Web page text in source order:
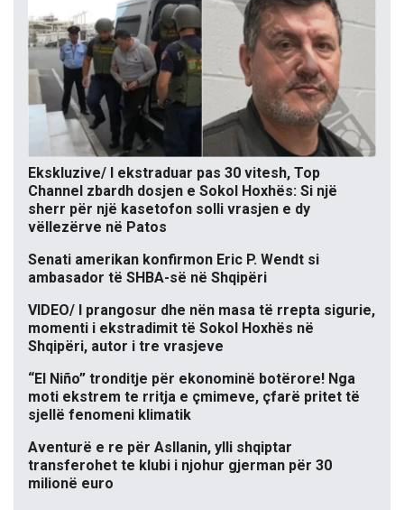
Ekskluzive/ I ekstraduar pas 30 vitesh, Top
Channel zbardh dosjen e Sokol Hoxhës: Si një
sherr për një kasetofon solli vrasjen e dy
vëllezërve në Patos
Senati amerikan konfirmon Eric P. Wendt si
ambasador të SHBA-së në Shqipëri
VIDEO/ I prangosur dhe nën masa të rrepta sigurie,
momenti i ekstradimit të Sokol Hoxhës në
Shqipëri, autor i tre vrasjeve
“El Niño” tronditje për ekonominë botërore! Nga
moti ekstrem te rritja e çmimeve, çfarë pritet të
sjellë fenomeni klimatik
Aventurë e re për Asllanin, ylli shqiptar
transferohet te klubi i njohur gjerman për 30
milionë euro